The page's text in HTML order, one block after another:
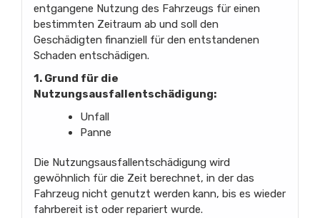
entgangene Nutzung des Fahrzeugs für einen
bestimmten Zeitraum ab und soll den
Geschädigten finanziell für den entstandenen
Schaden entschädigen.
1. Grund für die
Nutzungsausfallentschädigung:
Unfall
Panne
Die Nutzungsausfallentschädigung wird
gewöhnlich für die Zeit berechnet, in der das
Fahrzeug nicht genutzt werden kann, bis es wieder
fahrbereit ist oder repariert wurde.